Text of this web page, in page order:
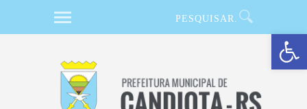
Barra de Ferramentas Aberta